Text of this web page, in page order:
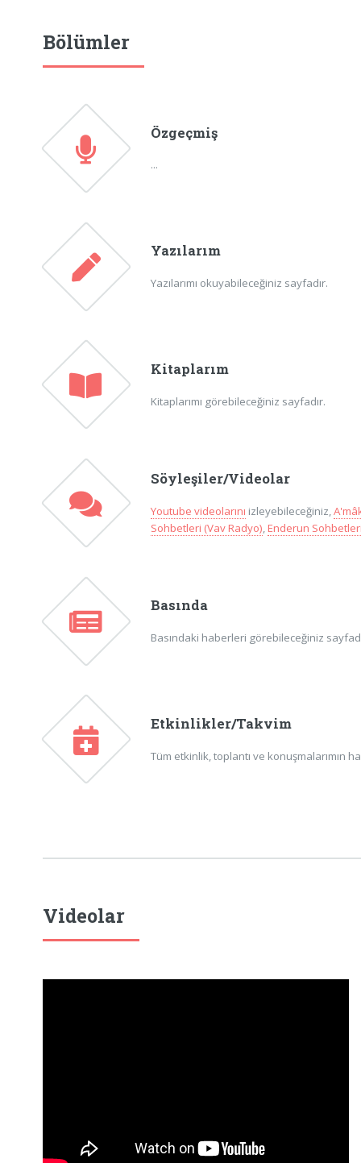
Bölümler
Özgeçmiş
...
Yazılarım
Yazılarımı okuyabileceğiniz sayfadır.
Kitaplarım
Kitaplarımı görebileceğiniz sayfadır.
Söyleşiler/Videolar
Youtube videolarını izleyebileceğiniz,
Sohbetleri (Vav Radyo),Enderun
Basında
Basındaki haberleri görebileceğiniz
Etkinlikler/Takvim
Tüm etkinlik, toplantı ve konuşmalarımın
Videolar